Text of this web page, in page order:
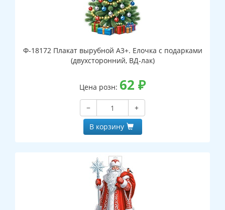
Ф-18172 Плакат вырубной А3+. Елочка с подарками
(двухсторонний, ВД-лак)
Цена розн: 62 ₽
−
+
В корзину